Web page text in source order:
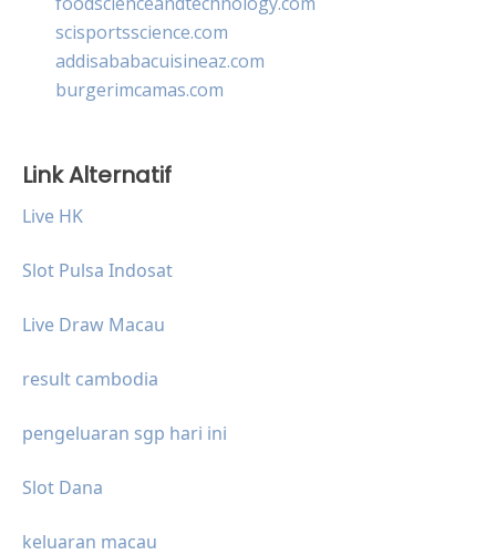
scisportsscience.com
addisababacuisineaz.com
burgerimcamas.com
Link Alternatif
Live HK
Slot Pulsa Indosat
Live Draw Macau
result cambodia
pengeluaran sgp hari ini
Slot Dana
keluaran macau